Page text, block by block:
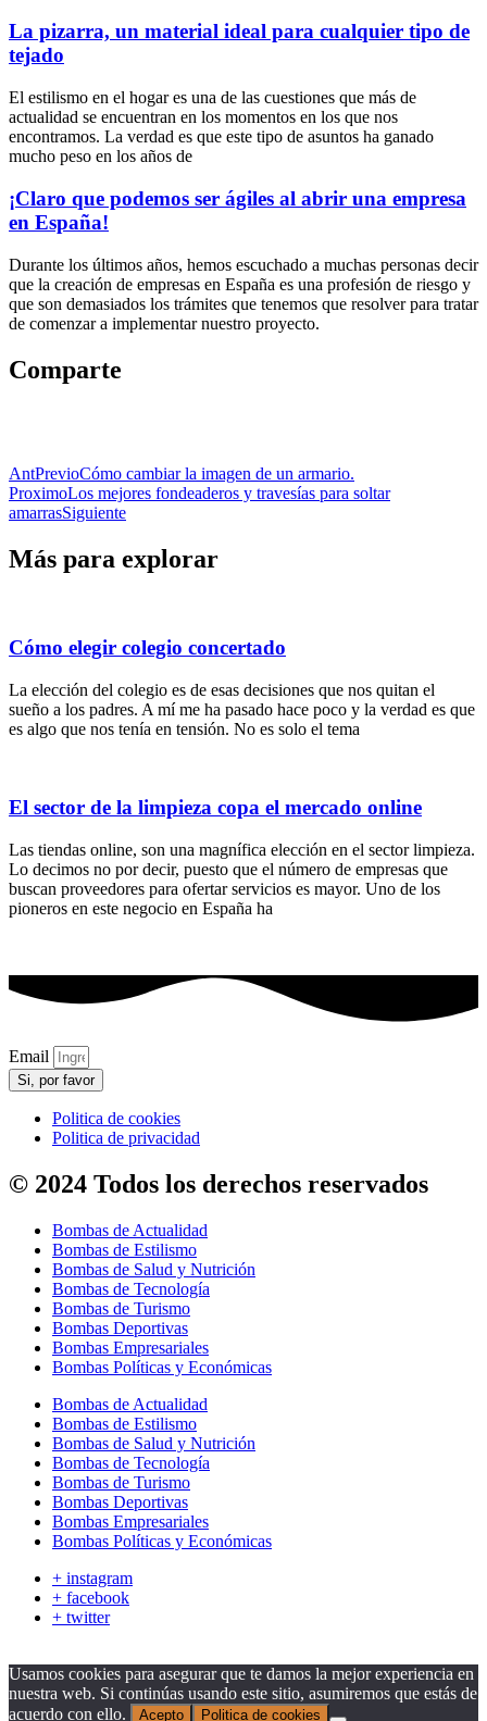
La pizarra, un material ideal para cualquier tipo de
tejado
El estilismo en el hogar es una de las cuestiones que más de
actualidad se encuentran en los momentos en los que nos
encontramos. La verdad es que este tipo de asuntos ha ganado
mucho peso en los años de
¡Claro que podemos ser ágiles al abrir una empresa
en España!
Durante los últimos años, hemos escuchado a muchas personas decir
que la creación de empresas en España es una profesión de riesgo y
que son demasiados los trámites que tenemos que resolver para tratar
de comenzar a implementar nuestro proyecto.
Comparte
AntPrevioCómo cambiar la imagen de un armario.
ProximoLos mejores fondeaderos y travesías para soltar
amarrasSiguiente
Más para explorar
Cómo elegir colegio concertado
La elección del colegio es de esas decisiones que nos quitan el
sueño a los padres. A mí me ha pasado hace poco y la verdad es que
es algo que nos tenía en tensión. No es solo el tema
El sector de la limpieza copa el mercado online
Las tiendas online, son una magnífica elección en el sector limpieza.
Lo decimos no por decir, puesto que el número de empresas que
buscan proveedores para ofertar servicios es mayor. Uno de los
pioneros en este negocio en España ha
Email
Si, por favor
Politica de cookies
Politica de privacidad
© 2024 Todos los derechos reservados
Bombas de Actualidad
Bombas de Estilismo
Bombas de Salud y Nutrición
Bombas de Tecnología
Bombas de Turismo
Bombas Deportivas
Bombas Empresariales
Bombas Políticas y Económicas
Bombas de Actualidad
Bombas de Estilismo
Bombas de Salud y Nutrición
Bombas de Tecnología
Bombas de Turismo
Bombas Deportivas
Bombas Empresariales
Bombas Políticas y Económicas
+ instagram
+ facebook
+ twitter
Usamos cookies para asegurar que te damos la mejor experiencia en
nuestra web. Si continúas usando este sitio, asumiremos que estás de
acuerdo con ello.
Acepto Politica de cookies